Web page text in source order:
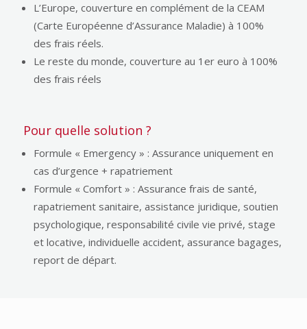
L’Europe, couverture en complément de la CEAM
(Carte Européenne d’Assurance Maladie) à 100%
des frais réels.
Le reste du monde, couverture au 1er euro à 100%
des frais réels
Pour quelle solution ?
Formule « Emergency » : Assurance uniquement en
cas d’urgence + rapatriement
Formule « Comfort » : Assurance frais de santé,
rapatriement sanitaire, assistance juridique, soutien
psychologique, responsabilité civile vie privé, stage
et locative, individuelle accident, assurance bagages,
report de départ.